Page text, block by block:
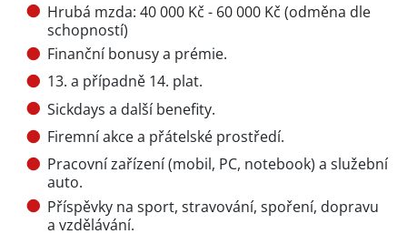
Hrubá mzda: 40 000 Kč - 60 000 Kč (odměna dle
schopností)
Finanční bonusy a prémie.
13. a případně 14. plat.
Sickdays a další benefity.
Firemní akce a přátelské prostředí.
Pracovní zařízení (mobil, PC, notebook) a služební
auto.
Příspěvky na sport, stravování, spoření, dopravu
a vzdělávání.